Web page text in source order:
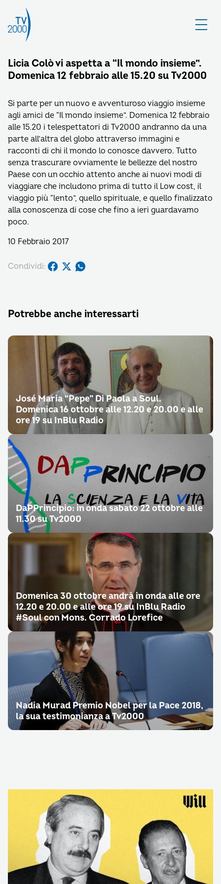
Licia Colò vi aspetta a “Il mondo insieme”.
Domenica 12 febbraio alle 15.20 su Tv2000
Si parte per un nuovo e avventuroso viaggio insieme
agli amici de “Il mondo insieme”. Domenica 12 febbraio
alle 15.20 i telespettatori di Tv2000 andranno da una
parte all’altra del globo attraverso immagini e
racconti di chi il mondo lo conosce davvero. Tutto
senza trascurare ovviamente le bellezze del nostro
Paese con un occhio attento anche ai nuovi modi di
viaggiare che includono prima di tutto il Low cost, il
viaggio più “lento”, quello spirituale, e quello finalizzato
alla conoscenza di cose che fino a ieri guardavamo
poco.
10 Febbraio 2017
Condividi:
Potrebbe anche interessarti
José Maria “Pepe” Di Paola a Soul.
Domenica 16 ottobre alle 12.20 e 20.00 e alle
ore 19 su InBlu Radio
DaPPrincipio: in onda sabato 22 ottobre alle
11.30 su Tv2000
Domenica 30 ottobre andrà in onda alle ore
12.20 e 20.00 e alle ore 19 su InBlu Radio
#Soul con Mons. Corrado Lorefice
Nadia Murad Premio Nobel per la Pace 2018,
la sua testimonianza a Tv2000